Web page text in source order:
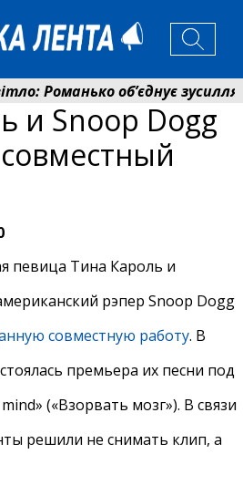
Романько об’єднує зусилля
0,2 млрд грн на
и Snoop Dogg
певица Тина Кароль и
рэпер Snoop Dogg
совместную работу. В
премьера их песни под
(«Взорвать мозг»). В связи
решили не снимать клип, а